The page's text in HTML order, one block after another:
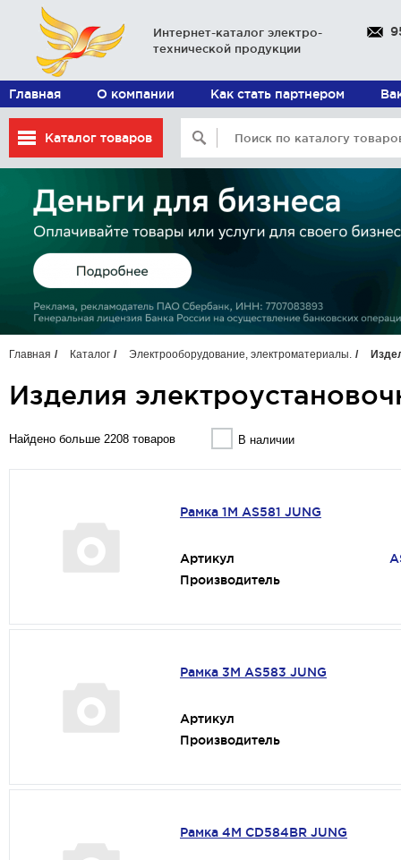
Интернет-каталог электро-
технической продукции
Главная О компании Как стать партнером
Каталог товаров
Главная Каталог Электрооборудование, электроматериалы.
Изделия
Найдено больше 2208 товаров В наличии
Рамка 1М AS581 JUNG
Артикул
Производитель
Рамка 3М AS583 JUNG
Артикул
Производитель
Рамка 4М CD584BR JUNG